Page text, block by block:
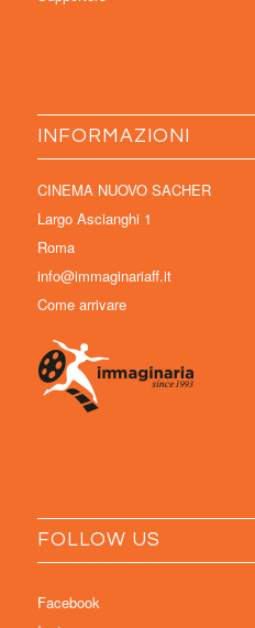
INFORMAZIONI
CINEMA NUOVO SACHER
Largo Ascianghi 1
Roma
info@immaginariaff.it
Come arrivare
FOLLOW US
Facebook